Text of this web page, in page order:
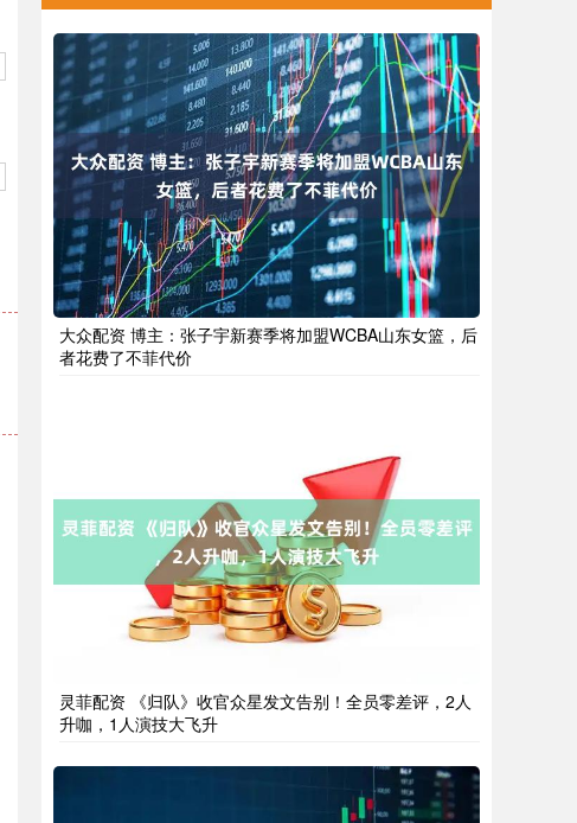
大众配资 博主：张子宇新赛季将加盟WCBA山东女篮，后
者花费了不菲代价
灵菲配资 《归队》收官众星发文告别！全员零差评，2人
升咖，1人演技大飞升